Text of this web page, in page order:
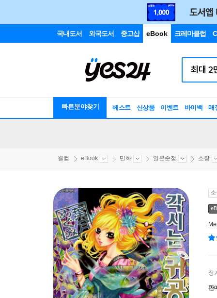
국내도서 외국도서 중고샵 eBook 크레마클럽
빠른분야찾기 베스트 신상품 이벤트 바이백 매
웰컴 eBook 만화 일본순정 소장
정
판